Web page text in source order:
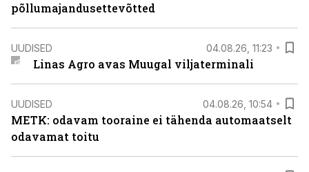
põllumajandusettevõtted
UUDISED 04.08.26, 11:23
Linas Agro avas Muugal viljaterminali
UUDISED 04.08.26, 10:54
METK: odavam tooraine ei tähenda automaatselt
odavamat toitu